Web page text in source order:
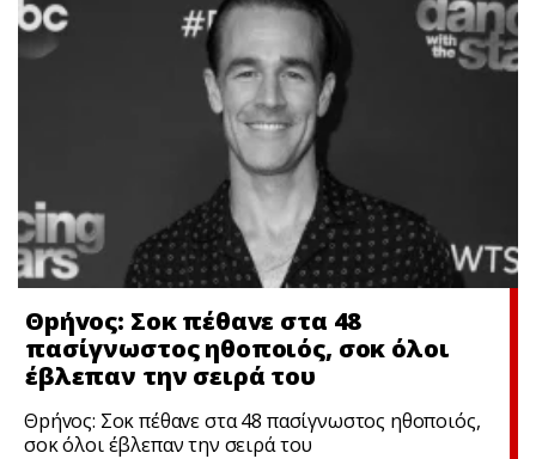
Θpήvος: Σoκ πέθαvε στα 48
πασίγνωστος ηθοποιός, σoκ όλοι
έβλεπαν την σειρά του
Θpήvος: Σoκ πέθαvε στα 48 πασίγνωστος ηθοποιός,
σoκ όλοι έβλεπαν την σειρά του